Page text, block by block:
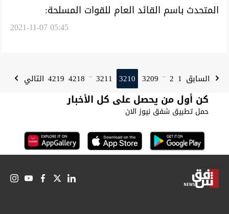
المتحدث باسم القائد العام للقوات المسلحة:
2021-11-07 05:45
السابق 1
2
...
3209
3210
3211
...
4218
4219 التالي
كن أول من يحصل على كل الأخبار
حمل تطبيق شفق نيوز الان